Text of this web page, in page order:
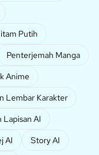
Putih
Penterjemah Manga
Anime
Lembar Karakter
Lapisan AI
AI
Story AI